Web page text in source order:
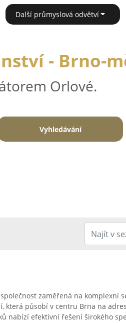
Další průmyslová odvětví
- Brno-
Orlové.
Vyhledávání
zaměřená na komplexní
která působí v centru Brna na
nabízí efektivní řešení širokého